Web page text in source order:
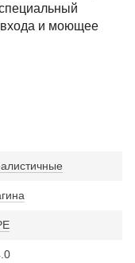
входа и моющее